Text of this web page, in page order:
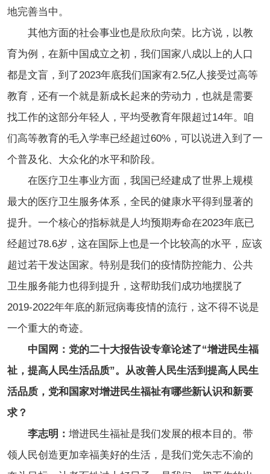
地完善当中。
其他方面的社会事业也是欣欣向荣。比方说，以教
育为例，在新中国成立之初，我们国家八成以上的人口
都是文盲，到了2023年底我们国家有2.5亿人接受过高等
教育，还有一个就是新成长起来的劳动力，也就是需要
找工作的这部分年轻人，平均受教育年限超过14年。咱
们高等教育的毛入学率已经超过60%，可以说进入到了一
个普及化、大众化的水平和阶段。
在医疗卫生事业方面，我国已经建成了世界上规模
最大的医疗卫生服务体系，全民的健康水平得到显著的
提升。一个核心的指标就是人均预期寿命在2023年底已
经超过78.6岁，这在国际上也是一个比较高的水平，应该
超过若干发达国家。特别是我们的疫情防控能力、公共
卫生服务能力也得到提升，这帮助我们成功地摆脱了
2019-2022年年底的新冠病毒疫情的流行，这不得不说是
一个重大的奇迹。
中国网：党的二十大报告设专章论述了“增进民生福
祉，提高人民生活品质”。从改善人民生活到提高人民生
活品质，党和国家对增进民生福祉有哪些新认识和新要
求？
李志明： 增进民生福祉是我们发展的根本目的。带
领人民创造更加幸福美好的生活，是我们党矢志不渝的